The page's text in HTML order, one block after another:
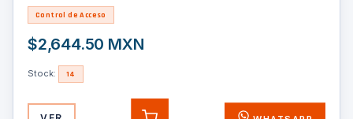
Control de Acceso
$2,644.50 MXN
Stock: 14